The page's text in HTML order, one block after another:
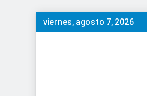
Saltar
al
viernes, agosto 7, 2026